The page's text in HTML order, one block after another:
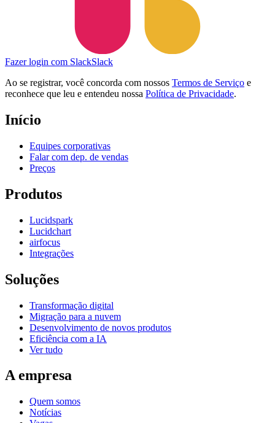
Fazer login com SlackSlack
Ao se registrar, você concorda com nossos Termos de Serviço e
reconhece que leu e entendeu nossa Política de Privacidade.
Início
Equipes corporativas
Falar com dep. de vendas
Preços
Produtos
Lucidspark
Lucidchart
airfocus
Integrações
Soluções
Transformação digital
Migração para a nuvem
Desenvolvimento de novos produtos
Eficiência com a IA
Ver tudo
A empresa
Quem somos
Notícias